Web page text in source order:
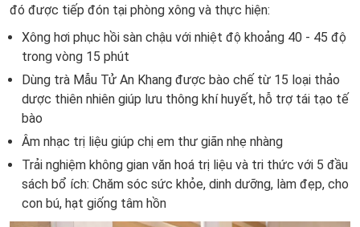
đó được tiếp đón tại phòng xông và thực hiện:
Xông hơi phục hồi sàn chậu với nhiệt độ khoảng 40 - 45 độ
trong vòng 15 phút
Dùng trà Mẫu Tử An Khang được bào chế từ 15 loại thảo
dược thiên nhiên giúp lưu thông khí huyết, hỗ trợ tái tạo tế
bào
Âm nhạc trị liệu giúp chị em thư giãn nhẹ nhàng
Trải nghiệm không gian văn hoá trị liệu và tri thức với 5 đầu
sách bổ ích: Chăm sóc sức khỏe, dinh dưỡng, làm đẹp, cho
con bú, hạt giống tâm hồn